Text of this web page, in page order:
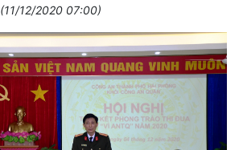
(11/12/2020 07:00)